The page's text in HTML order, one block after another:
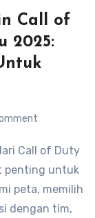
Call of
2025:
penting untuk
peta, memilih
dengan tim,